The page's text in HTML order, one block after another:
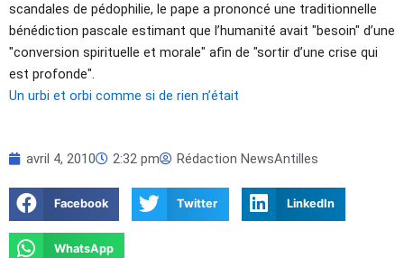
scandales de pédophilie, le pape a prononcé une traditionnelle
bénédiction pascale estimant que l’humanité avait "besoin" d’une
"conversion spirituelle et morale" afin de "sortir d’une crise qui
est profonde".
Un urbi et orbi comme si de rien n’était
avril 4, 2010 2:32 pm Rédaction NewsAntilles
Facebook Twitter LinkedIn
WhatsApp